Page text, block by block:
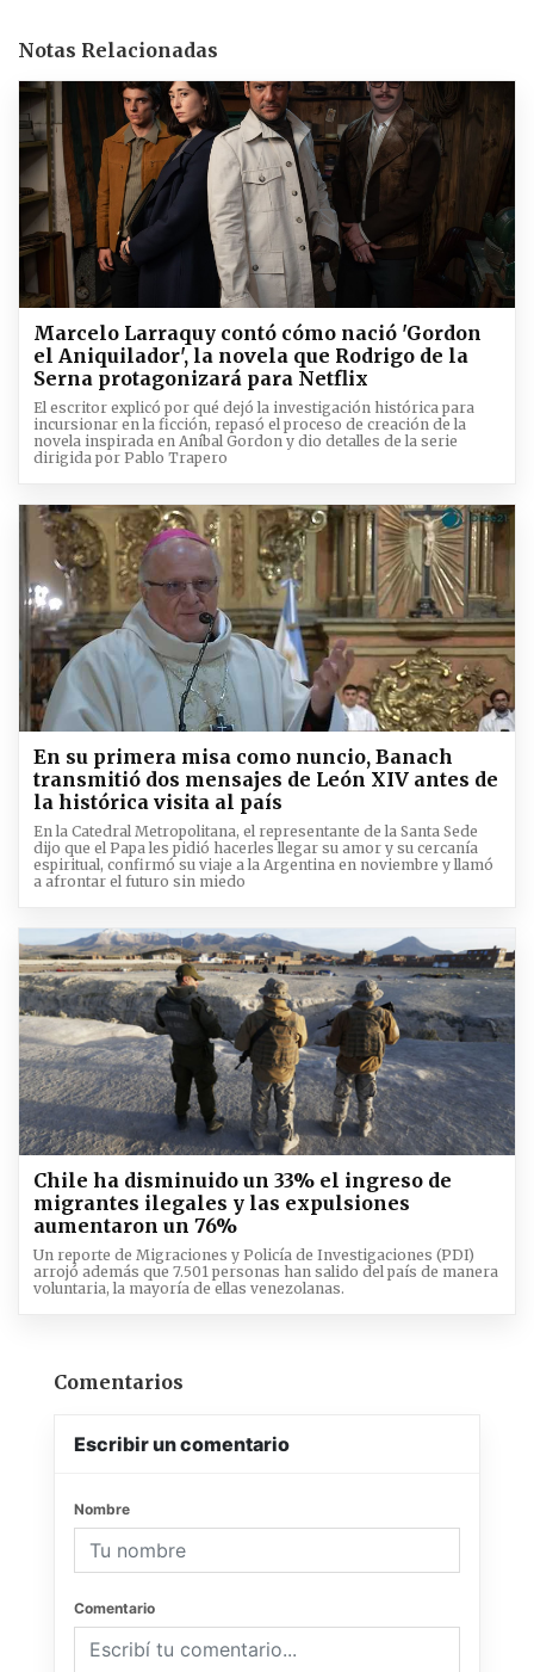
Notas Relacionadas
Marcelo Larraquy contó cómo nació 'Gordon
el Aniquilador', la novela que Rodrigo de la
Serna protagonizará para Netflix
El escritor explicó por qué dejó la investigación histórica para
incursionar en la ficción, repasó el proceso de creación de la
novela inspirada en Aníbal Gordon y dio detalles de la serie
dirigida por Pablo Trapero
En su primera misa como nuncio, Banach
transmitió dos mensajes de León XIV antes de
la histórica visita al país
En la Catedral Metropolitana, el representante de la Santa Sede
dijo que el Papa les pidió hacerles llegar su amor y su cercanía
espiritual, confirmó su viaje a la Argentina en noviembre y llamó
a afrontar el futuro sin miedo
Chile ha disminuido un 33% el ingreso de
migrantes ilegales y las expulsiones
aumentaron un 76%
Un reporte de Migraciones y Policía de Investigaciones (PDI)
arrojó además que 7.501 personas han salido del país de manera
voluntaria, la mayoría de ellas venezolanas.
Comentarios
Escribir un comentario
Nombre
Comentario